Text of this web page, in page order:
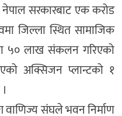
नेपाल सरकारबाट एक करोड
जिल्ला स्थित सामाजिक
५० लाख संकलन गरिएको
अक्सिजन प्लान्टको १
वाणिज्य संघले भवन निर्माण